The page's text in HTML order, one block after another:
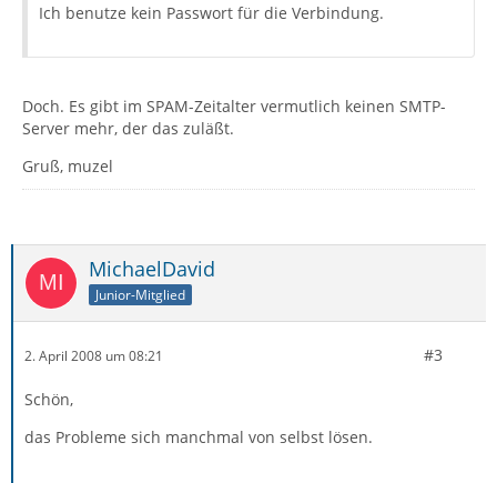
Ich benutze kein Passwort für die Verbindung.
Doch. Es gibt im SPAM-Zeitalter vermutlich keinen SMTP-
Server mehr, der das zuläßt.
Gruß, muzel
MichaelDavid
Junior-Mitglied
2. April 2008 um 08:21 #3
Schön,
das Probleme sich manchmal von selbst lösen.